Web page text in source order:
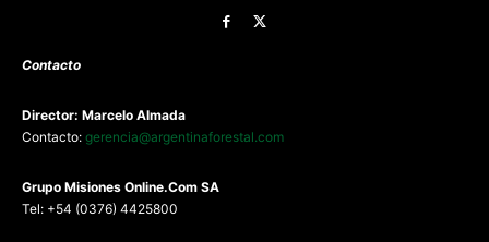
Contacto
Director: Marcelo Almada
Contacto: gerencia@argentinaforestal.com
Grupo Misiones Online.Com SA
Tel: +54 (0376) 4425800